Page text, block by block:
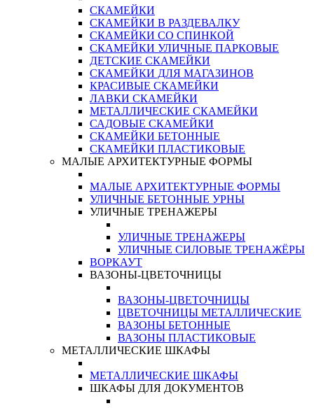
СКАМЕЙКИ
СКАМЕЙКИ В РАЗДЕВАЛКУ
СКАМЕЙКИ СО СПИНКОЙ
СКАМЕЙКИ УЛИЧНЫЕ ПАРКОВЫЕ
ДЕТСКИЕ СКАМЕЙКИ
СКАМЕЙКИ ДЛЯ МАГАЗИНОВ
КРАСИВЫЕ СКАМЕЙКИ
ЛАВКИ СКАМЕЙКИ
МЕТАЛЛИЧЕСКИЕ СКАМЕЙКИ
САДОВЫЕ СКАМЕЙКИ
СКАМЕЙКИ БЕТОННЫЕ
СКАМЕЙКИ ПЛАСТИКОВЫЕ
МАЛЫЕ АРХИТЕКТУРНЫЕ ФОРМЫ
МАЛЫЕ АРХИТЕКТУРНЫЕ ФОРМЫ
УЛИЧНЫЕ БЕТОННЫЕ УРНЫ
УЛИЧНЫЕ ТРЕНАЖЕРЫ
УЛИЧНЫЕ ТРЕНАЖЕРЫ
УЛИЧНЫЕ СИЛОВЫЕ ТРЕНАЖЁРЫ
ВОРКАУТ
ВАЗОНЫ-ЦВЕТОЧНИЦЫ
ВАЗОНЫ-ЦВЕТОЧНИЦЫ
ЦВЕТОЧНИЦЫ МЕТАЛЛИЧЕСКИЕ
ВАЗОНЫ БЕТОННЫЕ
ВАЗОНЫ ПЛАСТИКОВЫЕ
МЕТАЛЛИЧЕСКИЕ ШКАФЫ
МЕТАЛЛИЧЕСКИЕ ШКАФЫ
ШКАФЫ ДЛЯ ДОКУМЕНТОВ